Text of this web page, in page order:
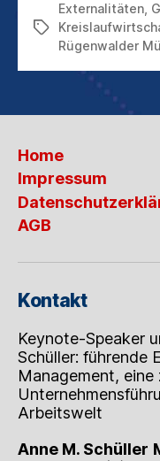
Schlagwörter
Externalitäten
Rügenwalder
Home
Impressum
AGB
Kontakt
Keynote-Speaker
Schüller: führende
Management,
Arbeitswelt
Anne M. Schüller